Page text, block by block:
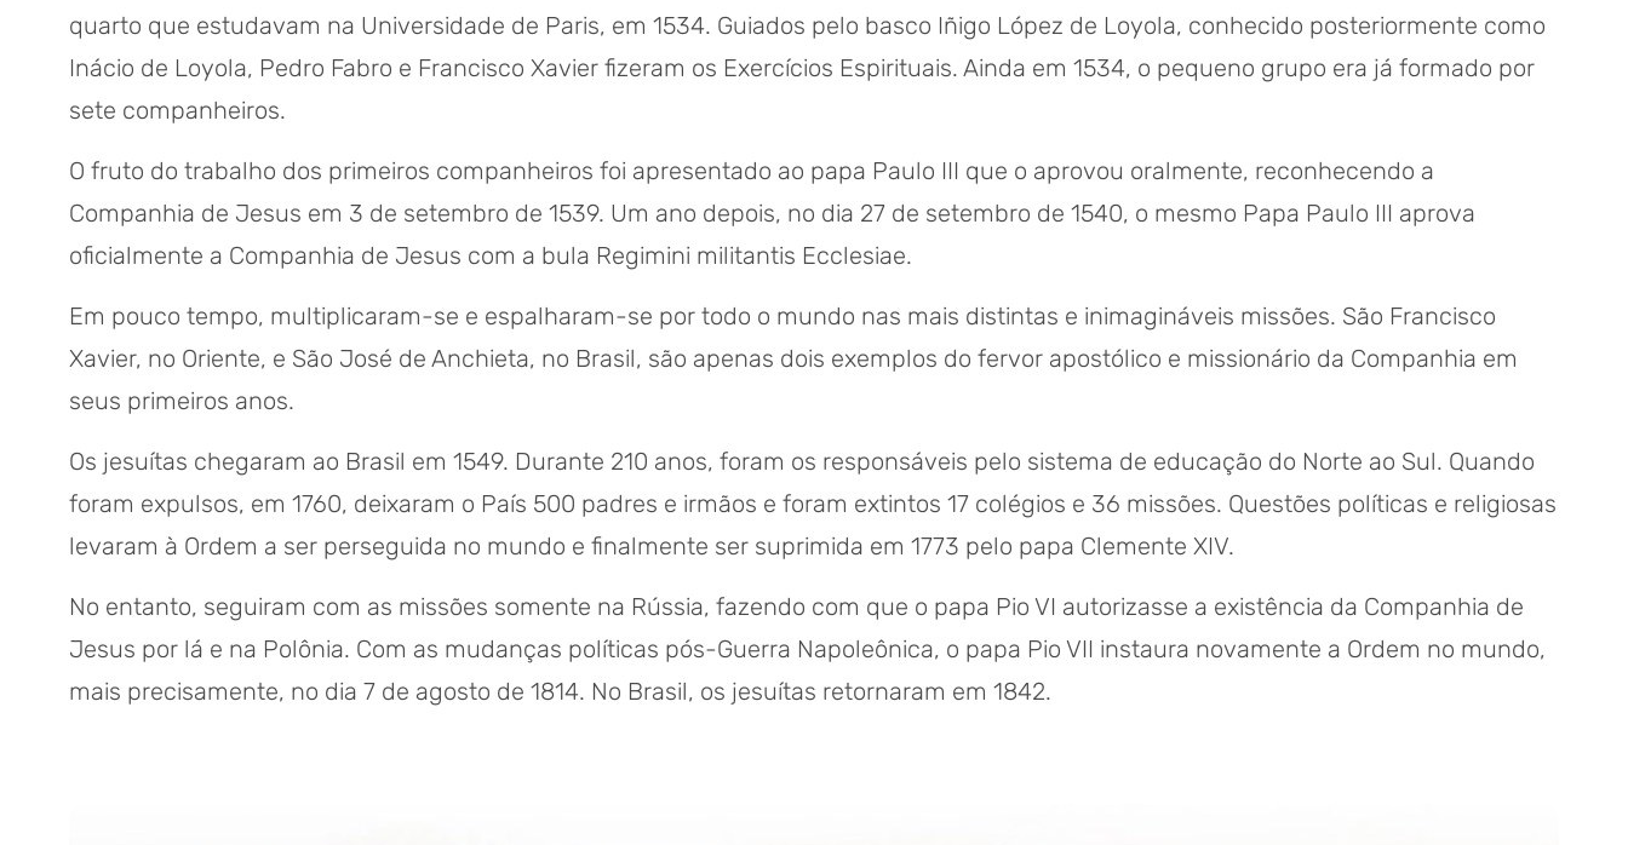
quarto que estudavam na Universidade de Paris, em 1534. Guiados pelo basco Iñigo López de Loyola, conhecido posteriormente como
Inácio de Loyola, Pedro Fabro e Francisco Xavier fizeram os Exercícios Espirituais. Ainda em 1534, o pequeno grupo era já formado por
sete companheiros.
O fruto do trabalho dos primeiros companheiros foi apresentado ao papa Paulo III que o aprovou oralmente, reconhecendo a
Companhia de Jesus em 3 de setembro de 1539. Um ano depois, no dia 27 de setembro de 1540, o mesmo Papa Paulo III aprova
oficialmente a Companhia de Jesus com a bula Regimini militantis Ecclesiae.
Em pouco tempo, multiplicaram-se e espalharam-se por todo o mundo nas mais distintas e inimagináveis missões. São Francisco
Xavier, no Oriente, e São José de Anchieta, no Brasil, são apenas dois exemplos do fervor apostólico e missionário da Companhia em
seus primeiros anos.
Os jesuítas chegaram ao Brasil em 1549. Durante 210 anos, foram os responsáveis pelo sistema de educação do Norte ao Sul. Quando
foram expulsos, em 1760, deixaram o País 500 padres e irmãos e foram extintos 17 colégios e 36 missões. Questões políticas e religiosas
levaram à Ordem a ser perseguida no mundo e finalmente ser suprimida em 1773 pelo papa Clemente XIV.
No entanto, seguiram com as missões somente na Rússia, fazendo com que o papa Pio VI autorizasse a existência da Companhia de
Jesus por lá e na Polônia. Com as mudanças políticas pós-Guerra Napoleônica, o papa Pio VII instaura novamente a Ordem no mundo,
mais precisamente, no dia 7 de agosto de 1814. No Brasil, os jesuítas retornaram em 1842.